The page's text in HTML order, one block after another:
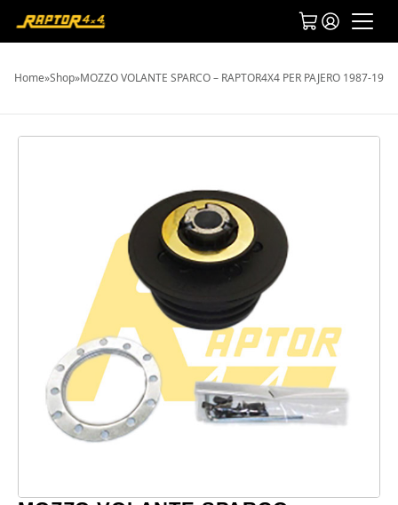
Home»Shop»MOZZO VOLANTE SPARCO – RAPTOR4X4 PER PAJERO 1987-1991